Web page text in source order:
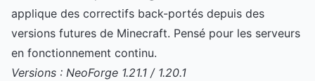
applique des correctifs back-portés depuis des
versions futures de Minecraft. Pensé pour les serveurs
en fonctionnement continu.
Versions : NeoForge 1.21.1 / 1.20.1